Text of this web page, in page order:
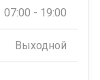
07:00 - 19:00
Выходной